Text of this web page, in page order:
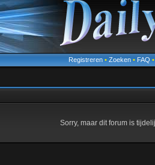
Registreren • Zoeken • FAQ
Sorry, maar dit forum is